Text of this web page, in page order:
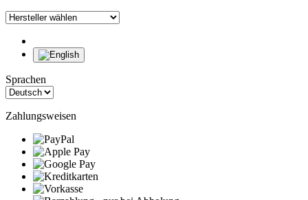
Sprachen
Zahlungsweisen